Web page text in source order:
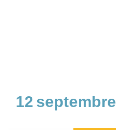
12 septembre